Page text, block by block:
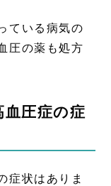
ている病気の
圧の薬も処方
圧症の症
症状はありま